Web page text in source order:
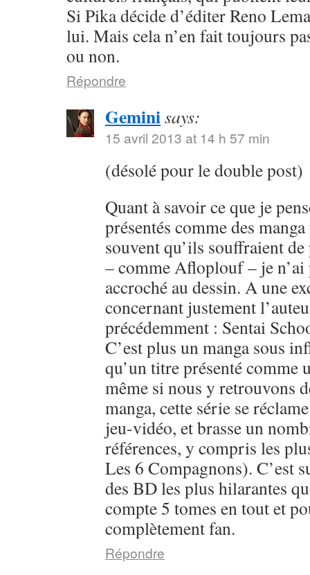
Si Pika décide d’éditer Reno
lui. Mais cela n’en fait toujours
ou non.
Répondre
Geminisays:
15 avril 2013 at 14 h 57 min
(désolé pour le double post)
Quant à savoir ce que je
présentés comme des
souvent qu’ils souffraient
– comme Afloplouf – je n’ai
accroché au dessin. A une
concernant justement
précédemment : Sentai
C’est plus un manga sous
qu’un titre présenté comme
même si nous y retrouvons
manga, cette série se
jeu-vidéo, et brasse un
références, y compris les
Les 6 Compagnons). C’est
des BD les plus hilarantes
compte 5 tomes en tout et
complètement fan.
Répondre